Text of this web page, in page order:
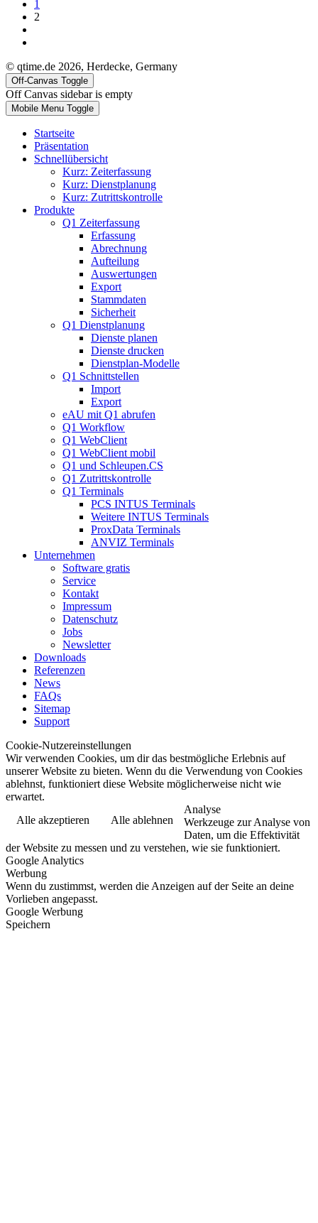
1
2
© qtime.de 2026, Herdecke, Germany
Off-Canvas Toggle
Off Canvas sidebar is empty
Mobile Menu Toggle
Startseite
Präsentation
Schnellübersicht
Kurz: Zeiterfassung
Kurz: Dienstplanung
Kurz: Zutrittskontrolle
Produkte
Q1 Zeiterfassung
Erfassung
Abrechnung
Aufteilung
Auswertungen
Export
Stammdaten
Sicherheit
Q1 Dienstplanung
Dienste planen
Dienste drucken
Dienstplan-Modelle
Q1 Schnittstellen
Import
Export
eAU mit Q1 abrufen
Q1 Workflow
Q1 WebClient
Q1 WebClient mobil
Q1 und Schleupen.CS
Q1 Zutrittskontrolle
Q1 Terminals
PCS INTUS Terminals
Weitere INTUS Terminals
ProxData Terminals
ANVIZ Terminals
Unternehmen
Software gratis
Service
Kontakt
Impressum
Datenschutz
Jobs
Newsletter
Downloads
Referenzen
News
FAQs
Sitemap
Support
Cookie-Nutzereinstellungen
Wir verwenden Cookies, um dir das bestmögliche Erlebnis auf
unserer Website zu bieten. Wenn du die Verwendung von Cookies
ablehnst, funktioniert diese Website möglicherweise nicht wie
erwartet.
Alle akzeptieren
Alle ablehnen
Analyse
Werkzeuge zur Analyse von
Daten, um die Effektivität
der Website zu messen und zu verstehen, wie sie funktioniert.
Google Analytics
Werbung
Wenn du zustimmst, werden die Anzeigen auf der Seite an deine
Vorlieben angepasst.
Google Werbung
Speichern